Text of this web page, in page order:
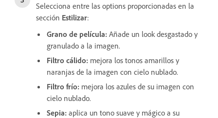
Selecciona entre las options proporcionadas en la
sección Estilizar:
Grano de película: Añade un look desgastado y
granulado a la imagen.
Filtro cálido: mejora los tonos amarillos y
naranjas de la imagen con cielo nublado.
Filtro frío: mejora los azules de su imagen con
cielo nublado.
Sepia: aplica un tono suave y mágico a su